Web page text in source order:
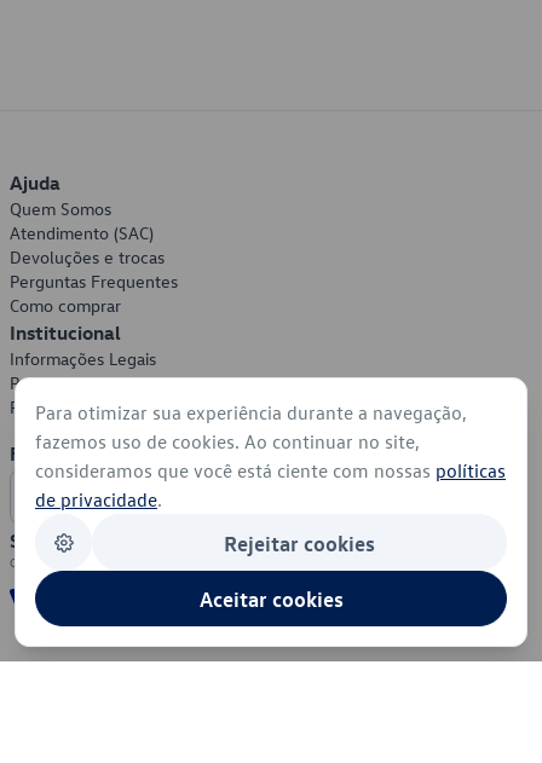
Ajuda
Quem Somos
Atendimento (SAC)
Devoluções e trocas
Perguntas Frequentes
Como comprar
Institucional
Informações Legais
Política de Privacidade
Política de Cookies
Formas de Pagamento
Segurança
Para otimizar sua experiência durante a navegação,
fazemos uso de cookies. Ao continuar no site,
consideramos que você está ciente com nossas políticas
de privacidade.
Rejeitar cookies
Aceitar cookies